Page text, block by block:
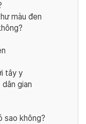
màu đen
tây y
gian
sao không?